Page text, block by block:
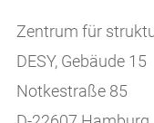
Zentrum für
DESY, Gebäude 15
Notkestraße 85